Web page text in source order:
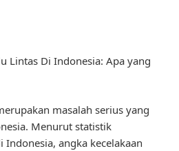
Lintas Di Indonesia: Apa yang
masalah serius yang
Menurut statistik
Indonesia, angka kecelakaan